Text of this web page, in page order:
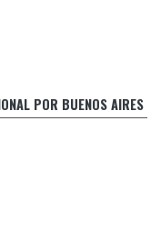
POR BUENOS AIRES